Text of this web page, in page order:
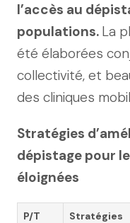
l’accès au
populations. La
été élaborées
collectivité, et
des cliniques
Stratégies
dépistage pour
éloignées
P/T
Stratégies